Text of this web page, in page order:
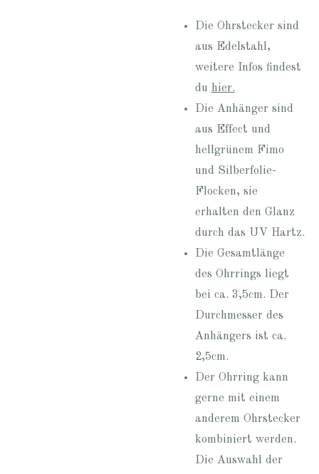
Die Ohrstecker sind
aus Edelstahl,
weitere Infos findest
du hier.
Die Anhänger sind
aus Effect und
hellgrünem Fimo
und Silberfolie-
Flocken, sie
erhalten den Glanz
durch das UV Hartz.
Die Gesamtlänge
des Ohrrings liegt
bei ca. 3,5cm. Der
Durchmesser des
Anhängers ist ca.
2,5cm.
Der Ohrring kann
gerne mit einem
anderem Ohrstecker
kombiniert werden.
Die Auswahl der